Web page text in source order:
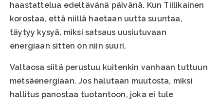
haastattelua edeltävänä päivänä. Kun Tiilikainen
korostaa, että niillä haetaan uutta suuntaa,
täytyy kysyä, miksi satsaus uusiutuvaan
energiaan sitten on niin suuri.
Valtaosa siitä perustuu kuitenkin vanhaan tuttuun
metsäenergiaan. Jos halutaan muutosta, miksi
hallitus panostaa tuotantoon, joka ei tule